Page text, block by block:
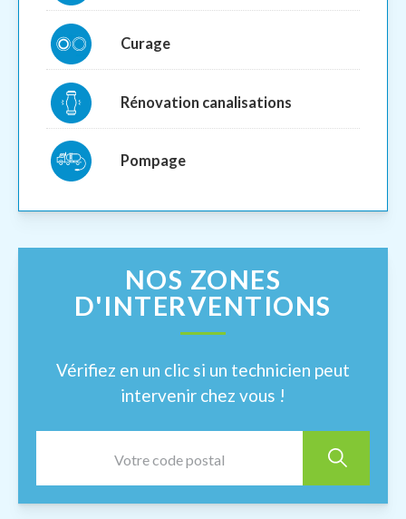
Curage
Rénovation canalisations
Pompage
NOS ZONES
D'INTERVENTIONS
Vérifiez en un clic si un technicien peut
intervenir chez vous !